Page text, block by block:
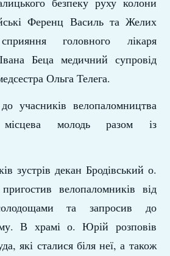
Ференц Василь та Желих
головного лікаря
Беца медичний супровід
Ольга Телега.
учасників велопаломництва
молодь разом із
зустрів декан Бродівський о.
велопаломників від
та запросив до
В храмі о. Юрій розповів
які сталися біля неї, а також